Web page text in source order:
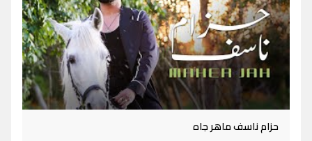
حزام ناسف ماهر جاه